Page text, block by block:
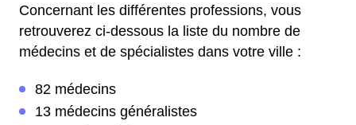
Concernant les différentes professions, vous
retrouverez ci-dessous la liste du nombre de
médecins et de spécialistes dans votre ville :
82 médecins
13 médecins généralistes